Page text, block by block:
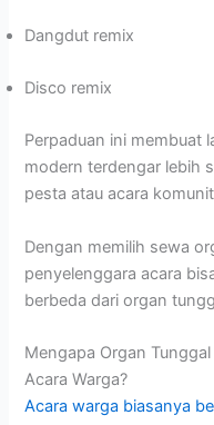
Dangdut remix
Disco remix
Perpaduan ini membuat
modern terdengar lebih
pesta atau acara
Dengan memilih sewa
penyelenggara acara
berbeda dari organ
Mengapa Organ
Acara Warga?
Acara warga biasanya